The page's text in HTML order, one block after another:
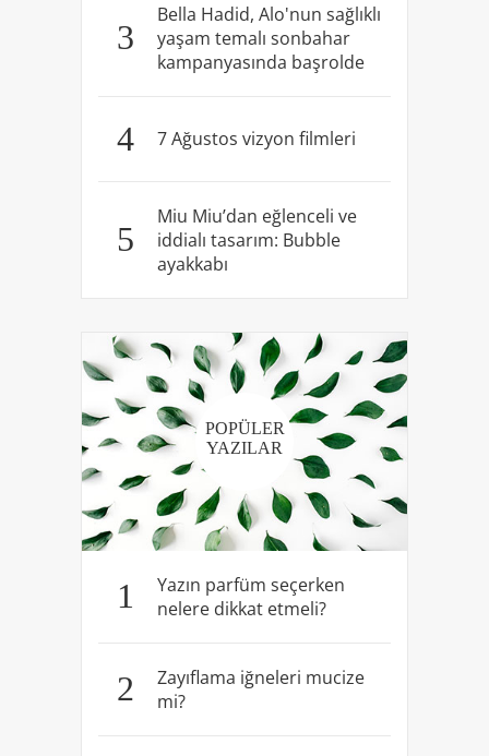
3
Bella Hadid, Alo'nun sağlıklı
yaşam temalı sonbahar
kampanyasında başrolde
4 7 Ağustos vizyon filmleri
5
Miu Miu’dan eğlenceli ve
iddialı tasarım: Bubble
ayakkabı
POPÜLER
YAZILAR
1
Yazın parfüm seçerken
nelere dikkat etmeli?
2
Zayıflama iğneleri mucize
mi?